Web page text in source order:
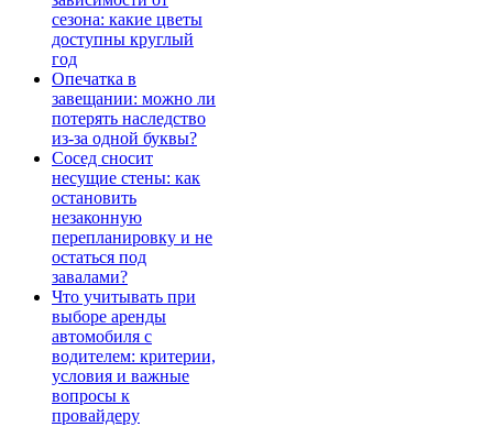
сезона: какие цветы
доступны круглый
год
Опечатка в
завещании: можно ли
потерять наследство
из-за одной буквы?
Сосед сносит
несущие стены: как
остановить
незаконную
перепланировку и не
остаться под
завалами?
Что учитывать при
выборе аренды
автомобиля с
водителем: критерии,
условия и важные
вопросы к
провайдеру